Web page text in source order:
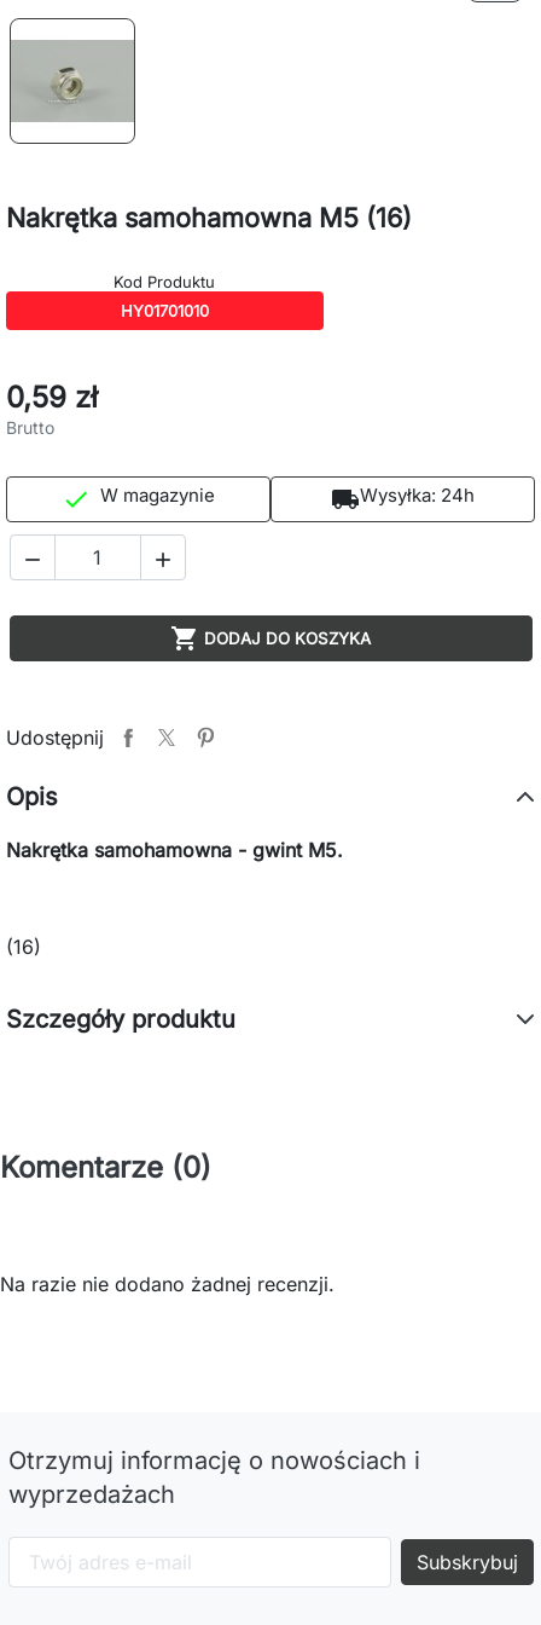
Nakrętka samohamowna M5 (16)
Kod Produktu
HY01701010
0,59 zł
Brutto
 W magazynie local_shippingWysyłka: 24h
 
 DODAJ DO KOSZYKA
Udostępnij
Opis
Nakrętka samohamowna - gwint M5.
(16)
Szczegóły produktu
Komentarze (0)
Na razie nie dodano żadnej recenzji.
Otrzymuj informację o nowościach i
wyprzedażach